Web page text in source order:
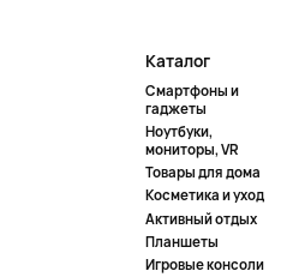
Каталог
Смартфоны и
гаджеты
Ноутбуки,
мониторы, VR
Товары для дома
Косметика и уход
Активный отдых
Планшеты
Игровые консоли